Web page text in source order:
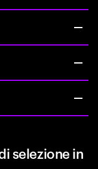
selezione in